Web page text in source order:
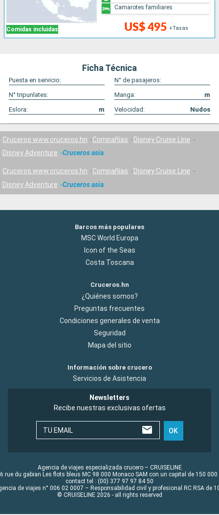
Comidas incluidas US$ 495 +Tasas
Camarotes familiares
Ficha Técnica
Puesta en servicio:
N° de pasajeros:
N° tripunlates:
Manga:
m
Eslora:
m Velocidad: Nudos
Cruceros www.cruceros.hn Compañías
Disney Cruise Line
Disney Adventure
Cruceros asia
Cruceros www.cruceros.hn Compañías
Disney Cruise Line
Disney Adventure
Cruceros asia
Barcos más populares
MSC World Europa
Icon of the Seas
Costa Toscana
Cruceros.hn
¿Quiénes somos?
Preguntas frecuentes
Condiciones generales de venta
Seguridad
Mapa del sitio
Información sobre crucero
Servicios de Asistencia
Newsletters
Recibe nuestras exclusivas ofertas
TU EMAIL OK
Agencia de viajes especializada crucero – CRUISELINE
rue du gabian Les flots bleus MC 98 000 Monaco SAM con un capital de 150 000
contact tel : (00) 377 97 97 84 50
de viajes n° 006 02 0007 – Responsabilidad civil y profesional RC RSA de
© CRUISELINE 2026 - all rights reserved